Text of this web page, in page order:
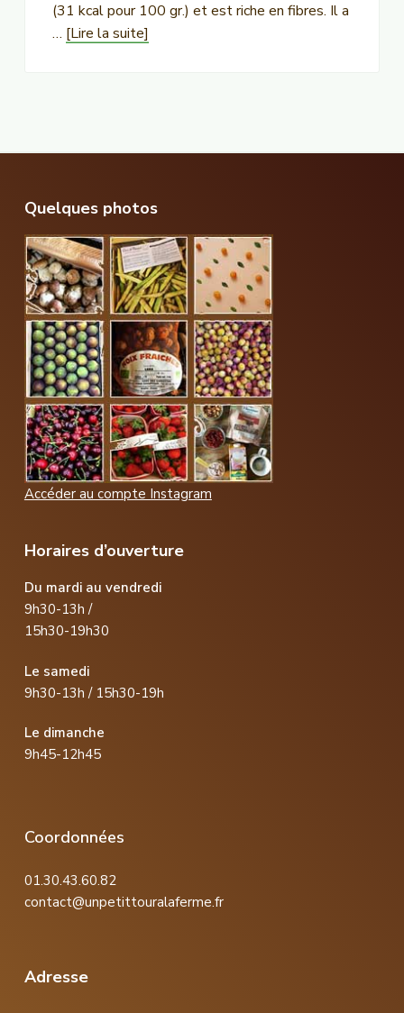
(31 kcal pour 100 gr.) et est riche en fibres. Il a
… [Lire la suite]
Footer
Quelques photos
Accéder au compte Instagram
Horaires d’ouverture
Du mardi au vendredi
9h30-13h /
15h30-19h30
Le samedi
9h30-13h / 15h30-19h
Le dimanche
9h45-12h45
Coordonnées
01.30.43.60.82
contact@unpetittouralaferme.fr
Adresse